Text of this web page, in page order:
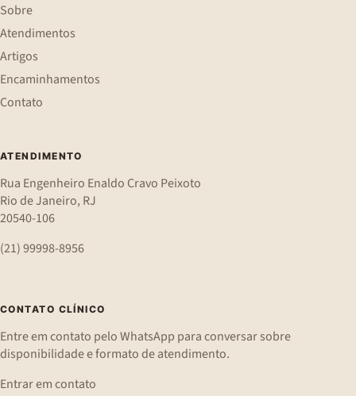
Sobre
Atendimentos
Artigos
Encaminhamentos
Contato
ATENDIMENTO
Rua Engenheiro Enaldo Cravo Peixoto
Rio de Janeiro, RJ
20540-106
(21) 99998-8956
CONTATO CLÍNICO
Entre em contato pelo WhatsApp para conversar sobre
disponibilidade e formato de atendimento.
Entrar em contato